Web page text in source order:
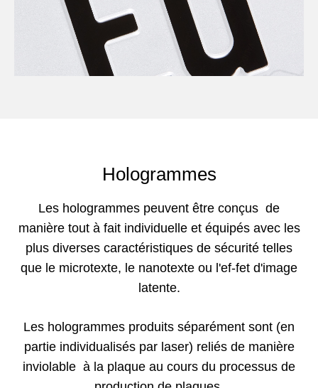
Hologrammes
Les hologrammes peuvent être conçus de
manière tout à fait individuelle et équipés avec les
plus diverses caractéristiques de sécurité telles
que le microtexte, le nanotexte ou l'ef-fet d'image
latente.
Les hologrammes produits séparément sont (en
partie individualisés par laser) reliés de manière
inviolable à la plaque au cours du processus de